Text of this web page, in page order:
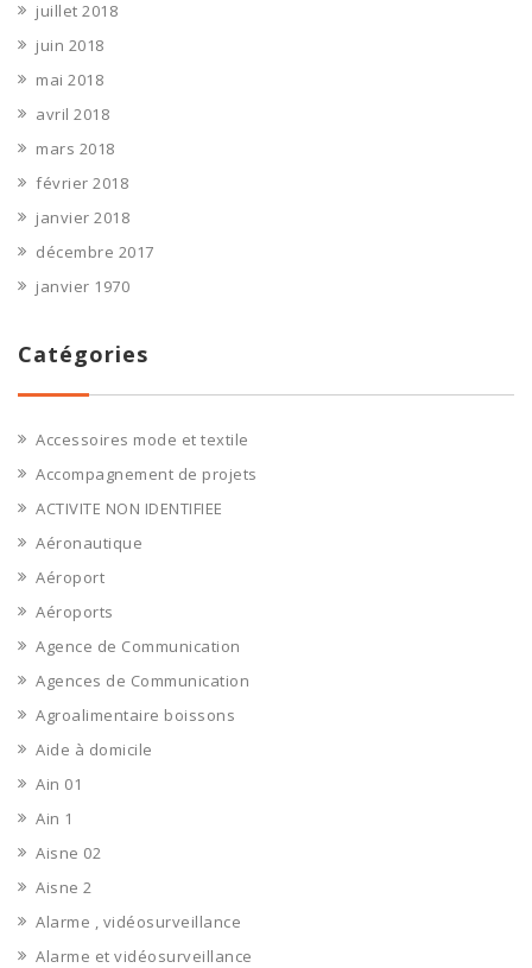
juillet 2018
juin 2018
mai 2018
avril 2018
mars 2018
février 2018
janvier 2018
décembre 2017
janvier 1970
Catégories
Accessoires mode et textile
Accompagnement de projets
ACTIVITE NON IDENTIFIEE
Aéronautique
Aéroport
Aéroports
Agence de Communication
Agences de Communication
Agroalimentaire boissons
Aide à domicile
Ain 01
Ain 1
Aisne 02
Aisne 2
Alarme , vidéosurveillance
Alarme et vidéosurveillance